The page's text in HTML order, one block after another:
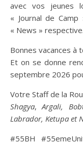
avec vos jeunes
« Journal de
« News » respective.
Bonnes vacances à
Et on se donne
septembre 2026
Votre Staff de la
Shagya,Argali,
Labrador, Ketupa et
#55BH